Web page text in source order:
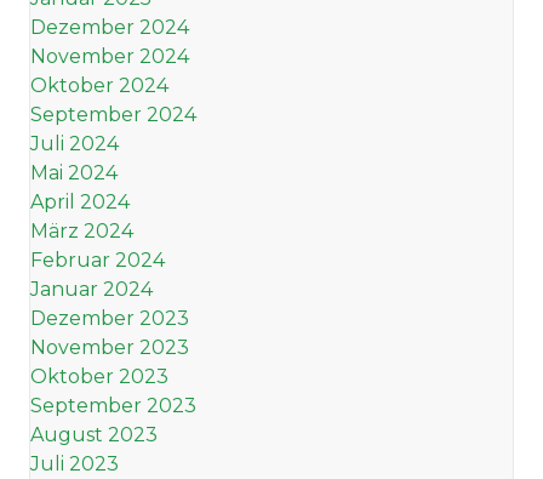
Dezember 2024
November 2024
Oktober 2024
September 2024
Juli 2024
Mai 2024
April 2024
März 2024
Februar 2024
Januar 2024
Dezember 2023
November 2023
Oktober 2023
September 2023
August 2023
Juli 2023